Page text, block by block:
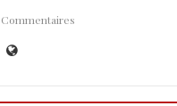
Commentaires